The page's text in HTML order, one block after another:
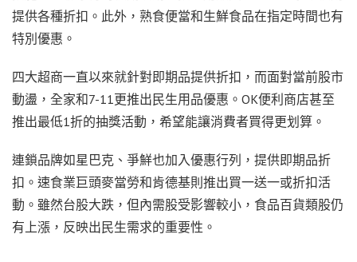
提供各種折扣。此外，熟食便當和生鮮食品在指定時間也有
特別優惠。
四大超商一直以來就針對即期品提供折扣，而面對當前股市
動盪，全家和7-11更推出民生用品優惠。OK便利商店甚至
推出最低1折的抽獎活動，希望能讓消費者買得更划算。
連鎖品牌如星巴克、爭鮮也加入優惠行列，提供即期品折
扣。速食業巨頭麥當勞和肯德基則推出買一送一或折扣活
動。雖然台股大跌，但內需股受影響較小，食品百貨類股仍
有上漲，反映出民生需求的重要性。